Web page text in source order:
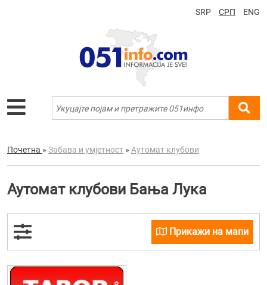
SRP СРП ENG
Почетна » Забава и умјетност » Аутомат клубови
Аутомат клубови Бања Лука
Прикажи на мапи